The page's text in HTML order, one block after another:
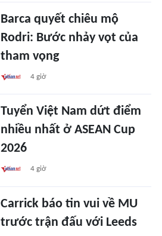
Barca quyết chiêu mộ
Rodri: Bước nhảy vọt của
tham vọng
4 giờ
Tuyển Việt Nam dứt điểm
nhiều nhất ở ASEAN Cup
2026
4 giờ
Carrick báo tin vui về MU
trước trận đấu với Leeds